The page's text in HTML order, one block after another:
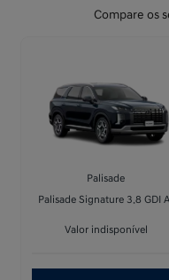
Compare os
Palisade
Palisade Signature 3.8 GDI
Valor indisponível